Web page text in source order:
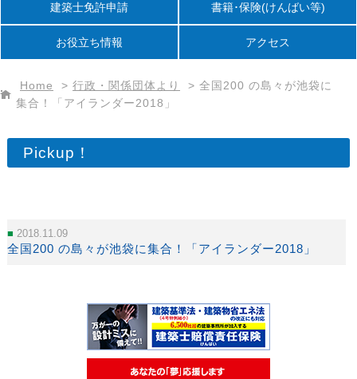
建築士免許申請 書籍･保険(けんばい等)
お役立ち情報 アクセス
Home > 行政・関係団体より > 全国200 の島々が池袋に
集合！「アイランダー2018」
Pickup！
2018.11.09
全国200 の島々が池袋に集合！「アイランダー2018」